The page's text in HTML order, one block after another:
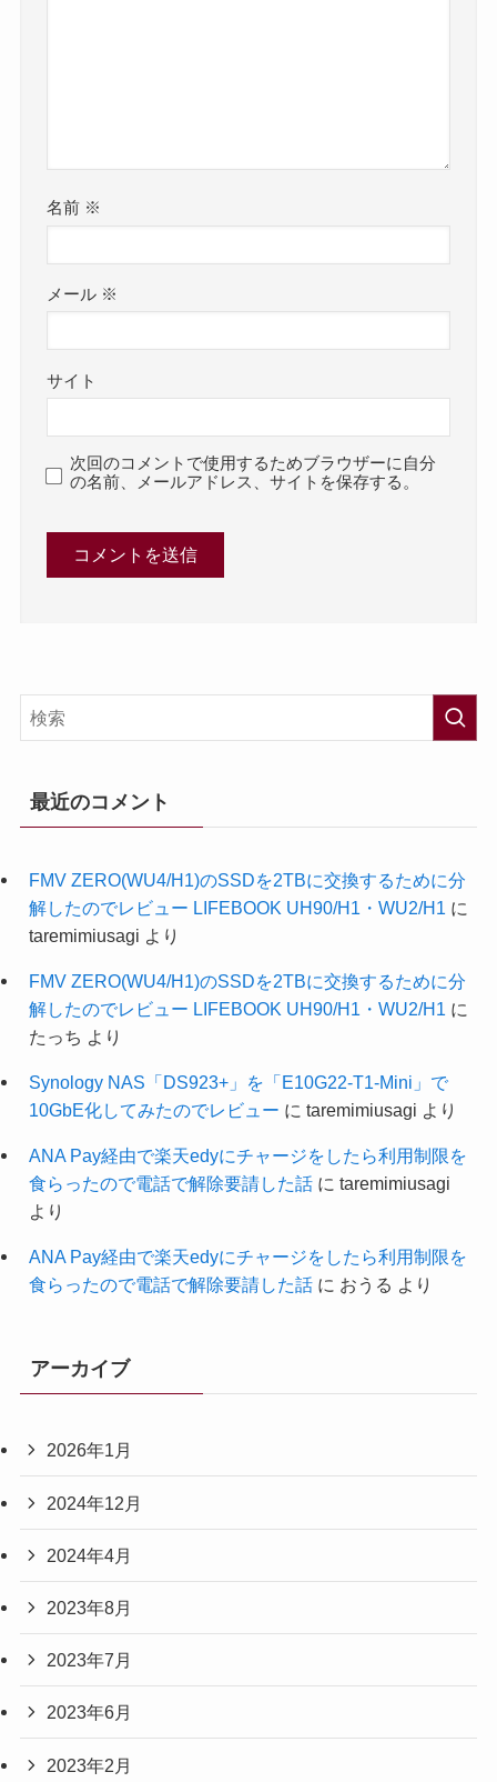
名前 ※
メール ※
サイト
次回のコメントで使用するためブラウザーに自分
の名前、メールアドレス、サイトを保存する。
最近のコメント
FMV ZERO(WU4/H1)のSSDを2TBに交換するために分
解したのでレビュー LIFEBOOK UH90/H1・WU2/H1 に
taremimiusagi より
FMV ZERO(WU4/H1)のSSDを2TBに交換するために分
解したのでレビュー LIFEBOOK UH90/H1・WU2/H1 に
たっち より
Synology NAS「DS923+」を「E10G22-T1-Mini」で
10GbE化してみたのでレビュー に taremimiusagi より
ANA Pay経由で楽天edyにチャージをしたら利用制限を
食らったので電話で解除要請した話に taremimiusagi
より
ANA Pay経由で楽天edyにチャージをしたら利用制限を
食らったので電話で解除要請した話に おうる より
アーカイブ
2026年1月
2024年12月
2024年4月
2023年8月
2023年7月
2023年6月
2023年2月